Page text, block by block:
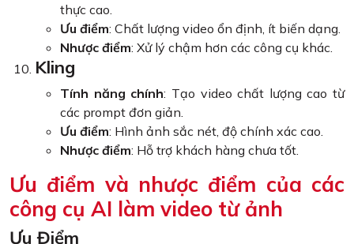
thực cao.
Ưu điểm: Chất lượng video ổn định, ít biến dạng.
Nhược điểm: Xử lý chậm hơn các công cụ khác.
Kling
Tính năng chính: Tạo video chất lượng cao từ
các prompt đơn giản.
Ưu điểm: Hình ảnh sắc nét, độ chính xác cao.
Nhược điểm: Hỗ trợ khách hàng chưa tốt.
Ưu điểm và nhược điểm của các
công cụ AI làm video từ ảnh
Ưu Điểm